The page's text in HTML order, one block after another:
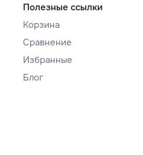
Полезные ссылки
Корзина
Сравнение
Избранные
Блог